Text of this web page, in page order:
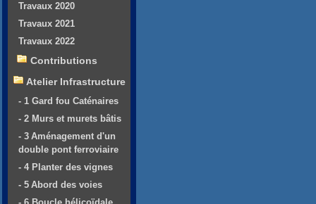
Travaux 2020
Travaux 2021
Travaux 2022
Contributions
Atelier Infrastructure
- 1 Gard fou Caténaires
- 2 Murs et murets bâtis
- 3 Aménagement d'un
double pont ferroviaire
- 4 Planter des vignes
- 5 Abord des voies